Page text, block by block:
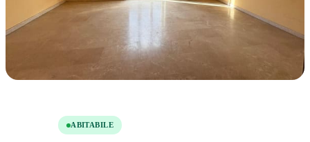
ABITABILE